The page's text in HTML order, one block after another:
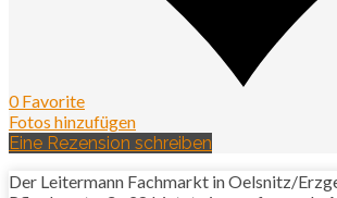
0 Favorite
Fotos hinzufügen
Eine Rezension schreiben
Der Leitermann Fachmarkt in Oelsnitz/